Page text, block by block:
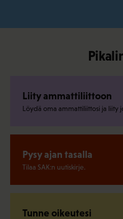
Liity ammattiliittoon
Löydä oma ammattiliittosi ja liity
Pysy ajan tasalla
Tilaa SAK:n uutiskirje.
Tunne oikeutesi